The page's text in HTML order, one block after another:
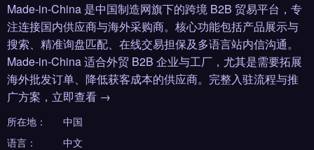
Made-in-China 是中国制造网旗下的跨境 B2B 贸易平台，专
注连接国内供应商与海外采购商。核心功能包括产品展示与
搜索、精准询盘匹配、在线交易担保及多语言站内信沟通。
Made-in-China 适合外贸 B2B 企业与工厂，尤其是需要拓展
海外批发订单、降低获客成本的供应商。完整入驻流程与推
广方案，立即查看 →
所在地：
中国
语言：
中文